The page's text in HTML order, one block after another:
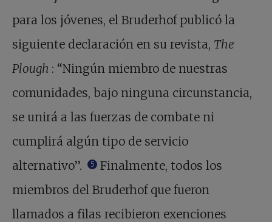
para los jóvenes, el Bruderhof publicó la
siguiente declaración en su revista, The
Plough : “Ningún miembro de nuestras
comunidades, bajo ninguna circunstancia,
se unirá a las fuerzas de combate ni
cumplirá algún tipo de servicio
alternativo”.
5
Finalmente, todos los
miembros del Bruderhof que fueron
llamados a filas recibieron exenciones